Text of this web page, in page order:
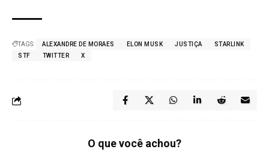
TAGS: ALEXANDRE DE MORAES ELON MUSK JUSTIÇA
STARLINK
STF
TWITTER X
O que você achou?